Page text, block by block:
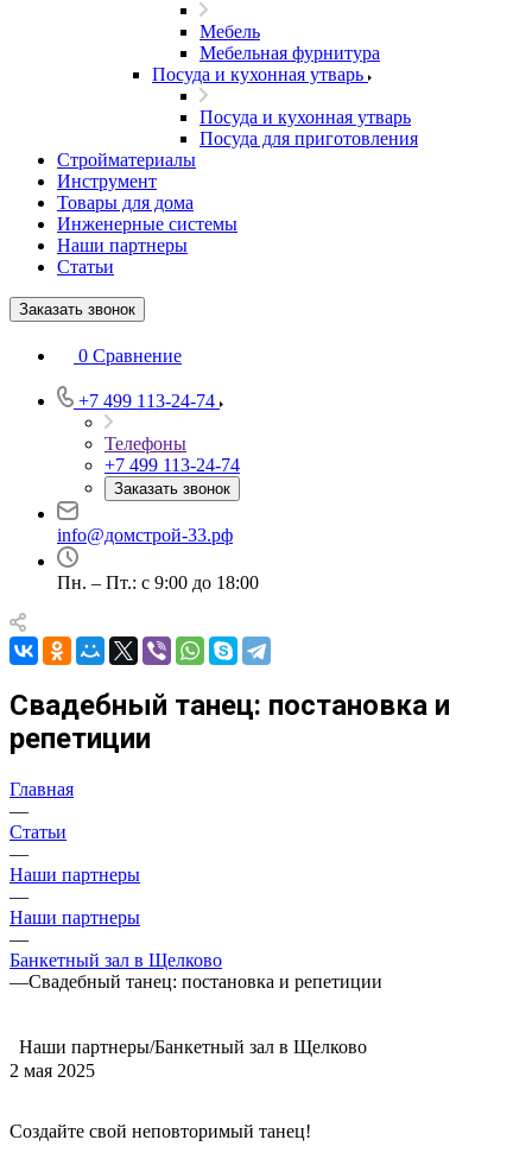
Мебель
Мебельная фурнитура
Посуда и кухонная утварь
Посуда и кухонная утварь
Посуда для приготовления
Стройматериалы
Инструмент
Товары для дома
Инженерные системы
Наши партнеры
Статьи
Заказать звонок
0 Сравнение
+7 499 113-24-74
Телефоны
+7 499 113-24-74
Заказать звонок
info@домстрой-33.рф
Пн. – Пт.: с 9:00 до 18:00
Свадебный танец: постановка и
репетиции
Главная
—
Статьи
—
Наши партнеры
—
Наши партнеры
—
Банкетный зал в Щелково
—Свадебный танец: постановка и репетиции
Наши партнеры/Банкетный зал в Щелково
2 мая 2025
Создайте свой неповторимый танец!